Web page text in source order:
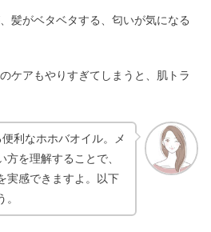
髪がベタベタする、匂いが気になる
ケアもやりすぎてしまうと、肌トラ
利なホホバオイル。メ
方を理解することで、
実感できますよ。以下